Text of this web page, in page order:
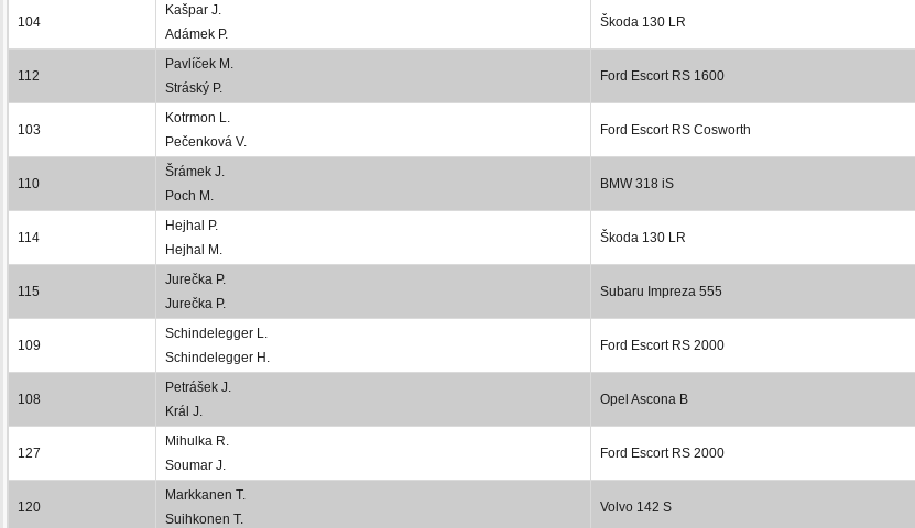
104
Kašpar J.
Adámek P.
Škoda 130 LR
112
Pavlíček M.
Stráský P.
Ford Escort RS 1600
103
Kotrmon L.
Pečenková V.
Ford Escort RS Cosworth
110
Šrámek J.
Poch M.
BMW 318 iS
114
Hejhal P.
Hejhal M.
Škoda 130 LR
115
Jurečka P.
Jurečka P.
Subaru Impreza 555
109
Schindelegger L.
Schindelegger H.
Ford Escort RS 2000
108
Petrášek J.
Král J.
Opel Ascona B
127
Mihulka R.
Soumar J.
Ford Escort RS 2000
120
Markkanen T.
Suihkonen T.
Volvo 142 S